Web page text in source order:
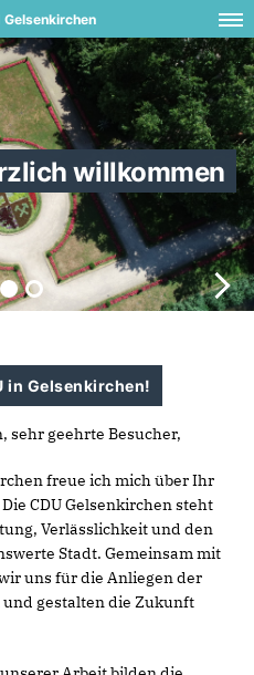
willkommen
in Gelsenkirchen!
sehr geehrte Besucher,
freue ich mich über Ihr
CDU Gelsenkirchen steht
Verlässlichkeit und den
Stadt. Gemeinsam mit
uns für die Anliegen der
gestalten die Zukunft